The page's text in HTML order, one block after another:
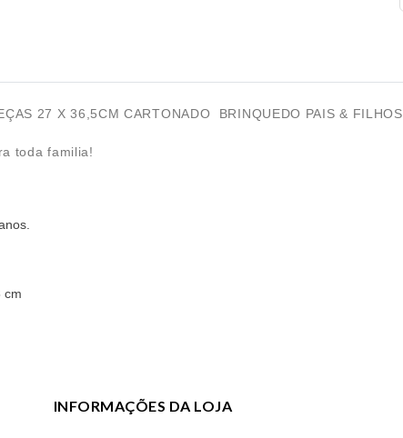
27 X 36,5CM CARTONADO BRINQUEDO PAIS & FILHOS
toda familia!
cm
INFORMAÇÕES DA LOJA